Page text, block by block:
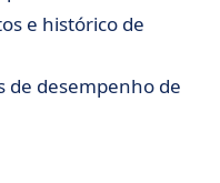
e histórico de
de desempenho de